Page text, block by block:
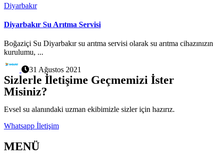
Diyarbakır
Diyarbakır Su Arıtma Servisi
Boğaziçi Su Diyarbakır su arıtma servisi olarak su arıtma cihazınızın
kurulumu, ...
31 Ağustos 2021
Sizlerle İletişime Geçmemizi İster
Misiniz?
Evsel su alanındaki uzman ekibimizle sizler için hazırız.
Whatsapp İletişim
MENÜ